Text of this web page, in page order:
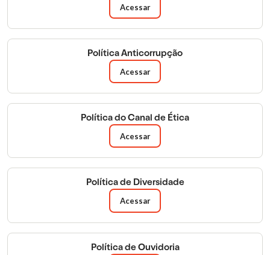
Acessar
Política Anticorrupção
Acessar
Política do Canal de Ética
Acessar
Política de Diversidade
Acessar
Política de Ouvidoria